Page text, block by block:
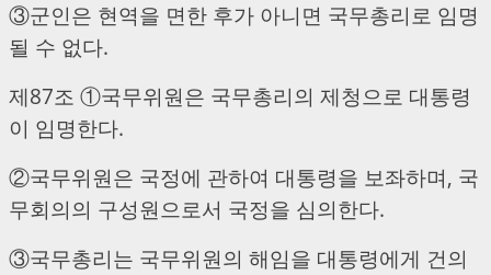
③군인은 현역을 면한 후가 아니면 국무총리로 임명
될 수 없다.
제87조 ①국무위원은 국무총리의 제청으로 대통령
이 임명한다.
②국무위원은 국정에 관하여 대통령을 보좌하며, 국
무회의의 구성원으로서 국정을 심의한다.
③국무총리는 국무위원의 해임을 대통령에게 건의